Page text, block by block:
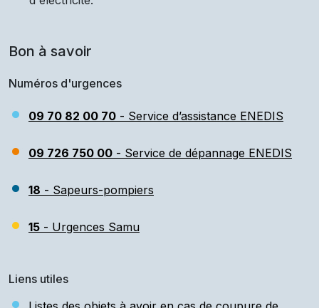
Bon à savoir
Numéros d'urgences
09 70 82 00 70 - Service d’assistance ENEDIS
09 726 750 00 - Service de dépannage ENEDIS
18 - Sapeurs-pompiers
15 - Urgences Samu
Liens utiles